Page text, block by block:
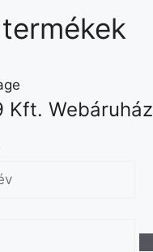
Kft. Webáruház